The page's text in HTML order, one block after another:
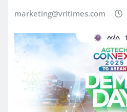
marketing@vritimes.com